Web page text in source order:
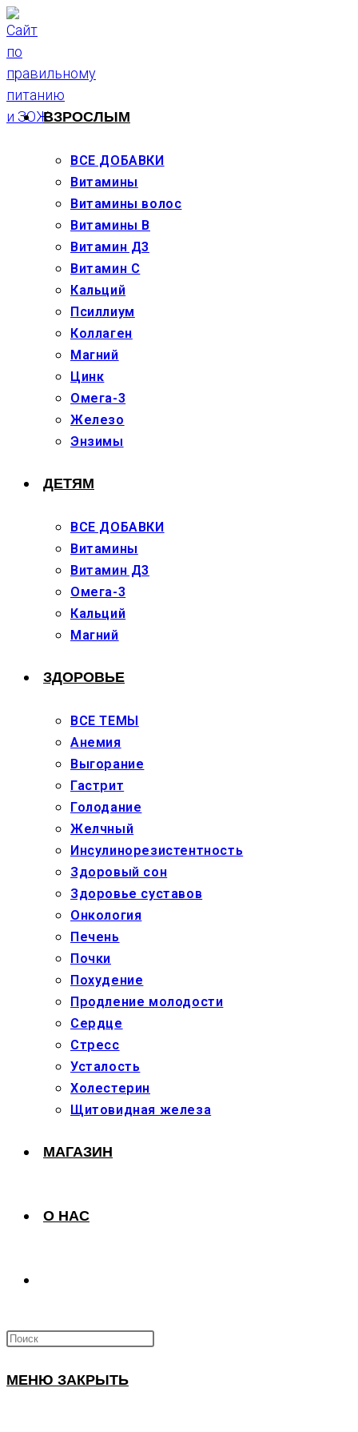
Перейти
к
содержимому
ВЗРОСЛЫМ
ВСЕ ДОБАВКИ
Витамины
Витамины волос
Витамины В
Витамин Д3
Витамин С
Кальций
Псиллиум
Коллаген
Магний
Цинк
Омега-3
Железо
Энзимы
ДЕТЯМ
ВСЕ ДОБАВКИ
Витамины
Витамин Д3
Омега-3
Кальций
Магний
ЗДОРОВЬЕ
ВСЕ ТЕМЫ
Анемия
Выгорание
Гастрит
Голодание
Желчный
Инсулинорезистентность
Здоровый сон
Здоровье суставов
Онкология
Печень
Почки
Похудение
Продление молодости
Сердце
Стресс
Усталость
Холестерин
Щитовидная железа
МАГАЗИН
О НАС
ПОИСК
МЕНЮ ЗАКРЫТЬ